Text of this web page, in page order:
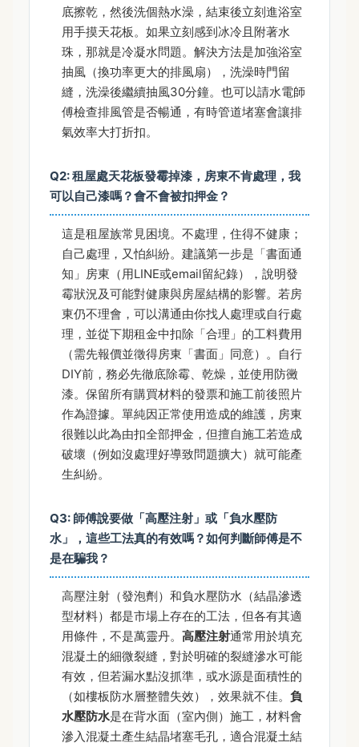
底擦乾，然後洗個熱水澡，結束後立刻進浴室
用手摸天花板。如果立刻感到冰冷且附著水
珠，那就是冷凝水問題。解決方法是加強浴室
抽風（換功率更大的排風扇），洗澡時門留
縫，洗澡後繼續抽風30分鐘。也可以請水電師
傅檢查排風管是否暢通，有時管道堵塞會讓排
氣效率大打折扣。
Q2: 租屋處天花板發霉掉漆，房東不肯處理，我
可以自己漆嗎？會不會被扣押金？
這是租屋族常見困境。不處理，住得不健康；
自己處理，又怕糾紛。建議第一步是「書面通
知」房東（用LINE或email留紀錄），說明發
霉狀況及可能對健康與房屋結構的影響。若房
東仍不理會，可以溝通由你找人處理或自行處
理，並從下期租金中扣除「合理」的工料費用
（需先報價並徵得房東「書面」同意）。自行
DIY前，務必先徹底除霉、乾燥，並使用防黴
漆。保留所有購買材料的發票和施工前後照片
作為證據。單純因正常使用造成的維護，房東
很難以此為由扣全部押金，但擅自施工若造成
破壞（例如沒處理好導致問題擴大）就可能產
生糾紛。
Q3: 師傅說要做「高壓注射」或「負水壓防
水」，這些工法真的有效嗎？如何判斷師傅是不
是在騙我？
高壓注射（發泡劑）和負水壓防水（結晶滲透
型材料）都是市場上存在的工法，但各有其適
用條件，不是萬靈丹。 高壓注射通常用於填充
混凝土的細微裂縫，對於明確的裂縫滲水可能
有效，但若漏水點沒抓準，或水源是面積性的
（如樓板防水層整體失效），效果就不佳。 負
水壓防水是在背水面（室內側）施工，材料會
滲入混凝土產生結晶堵塞毛孔，適合混凝土結